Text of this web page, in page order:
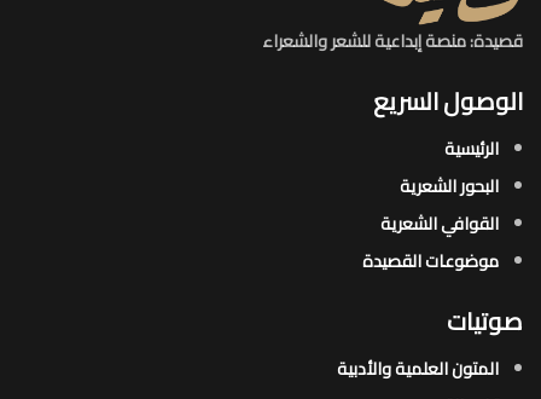
قصيدة: منصة إبداعية للشعر والشعراء
الوصول السريع
الرئيسية
البحور الشعرية​
القوافي الشعرية​
موضوعات القصيدة​
صوتيات
المتون العلمية والأدبية